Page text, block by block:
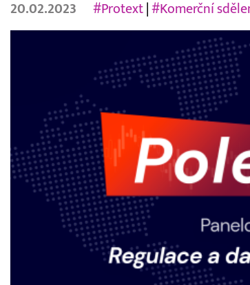
20.02.2023 #Protext| #Komerční